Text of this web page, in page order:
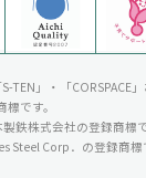
TEN」・「CORSPACE
です。
鉄株式会社の登録商標で
Steel Corp．の登録商標